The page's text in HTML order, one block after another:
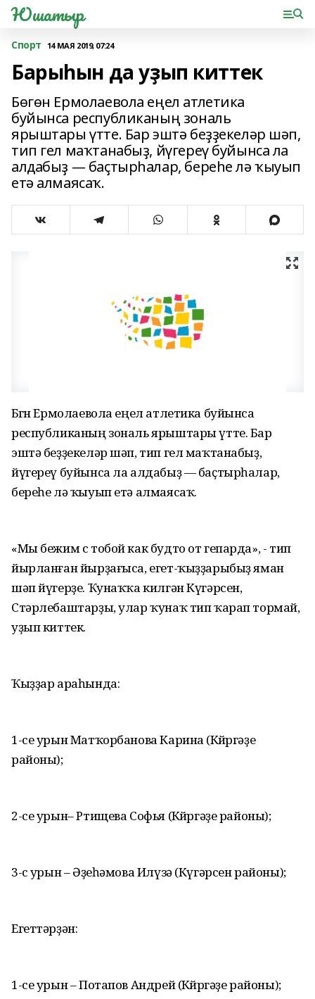
Юшатыр
Спорт 14 МАЯ 2019, 07:24
Барыһын да уҙып киттек
Бөгөн Ермолаевола еңел атлетика
буйынса республиканың зональ
ярыштары үтте. Бар эштә беҙҙекеләр шәп,
тип гел маҡтанабыҙ, йүгереү буйынса ла
алдабыҙ — баҫтырһалар, береһе лә ҡыуып
етә алмаясаҡ.
Бөгөн Ермолаевола еңел атлетика буйынса
республиканың зональ ярыштары үтте. Бар
эштә беҙҙекеләр шәп, тип гел маҡтанабыҙ,
йүгереү буйынса ла алдабыҙ — баҫтырһалар,
береһе лә ҡыуып етә алмаясаҡ.
«Мы бежим с тобой как будто от гепарда», - тип
йырланған йырҙағыса, егет-ҡыҙҙарыбыҙ яман
шәп йүгерҙе. Ҡунаҡҡа килгән Күгәрсен,
Стәрлебаштарҙы, улар ҡунаҡ тип ҡарап тормай,
уҙып киттек.
Ҡыҙҙар араһында:
1-се урын Матҡорбанова Карина (Көйөргәҙе
районы);
2-се урын– Ртищева Софья (Көйөргәҙе районы);
3-сө урын – Әҙеһәмова Илүзә (Күгәрсен районы);
Егеттәрҙән:
1-се урын – Потапов Андрей (Көйөргәҙе районы);